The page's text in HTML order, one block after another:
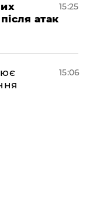
атак
15:25
15:06